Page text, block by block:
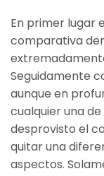
En primer lugar
comparativa
Seguidamente
aunque en
cualquier una
desprovisto el
quitar una
aspectos.